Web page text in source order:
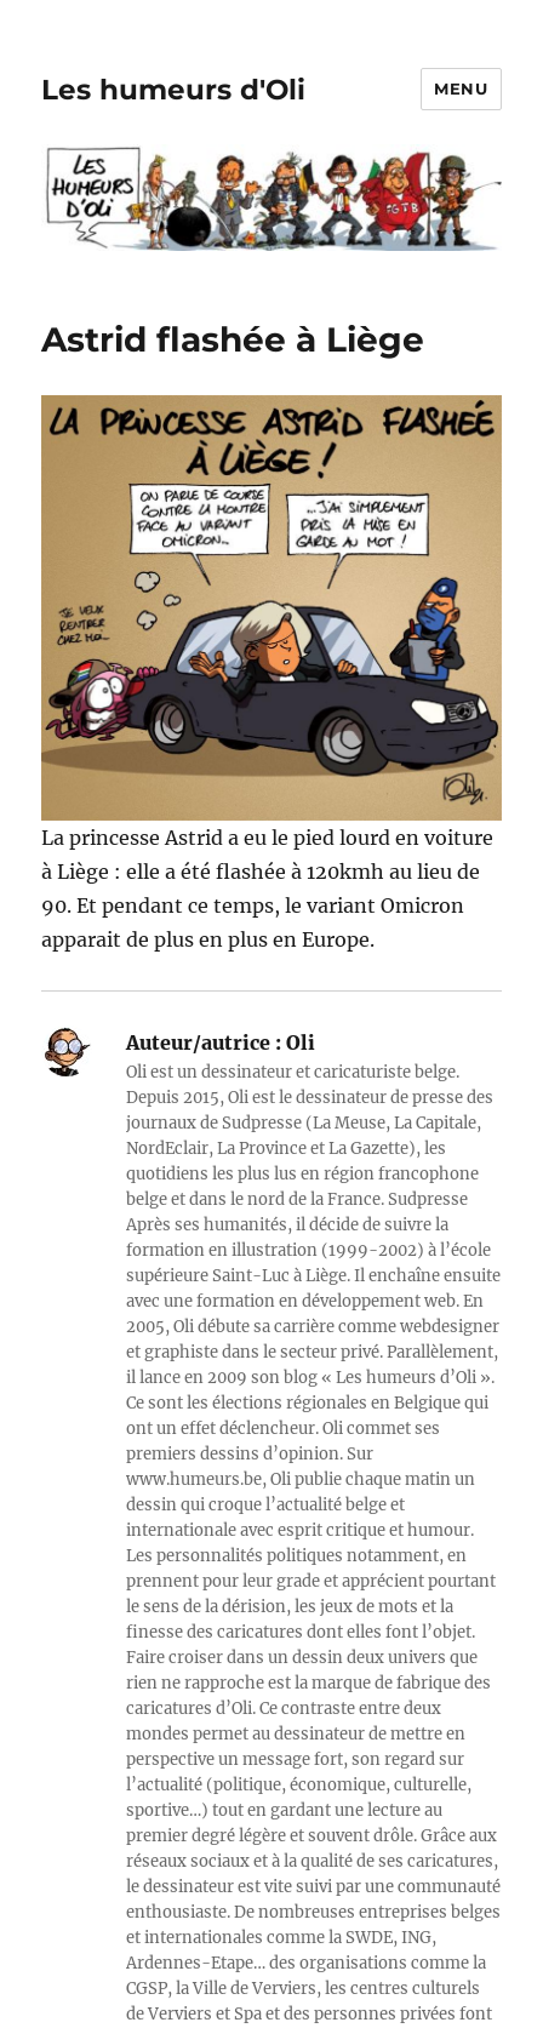
Les humeurs d'Oli MENU
Astrid flashée à Liège
La princesse Astrid a eu le pied lourd en voiture
à Liège : elle a été flashée à 120kmh au lieu de
90. Et pendant ce temps, le variant Omicron
apparait de plus en plus en Europe.
Auteur/autrice : Oli
Oli est un dessinateur et caricaturiste belge.
Depuis 2015, Oli est le dessinateur de presse des
journaux de Sudpresse (La Meuse, La Capitale,
NordEclair, La Province et La Gazette), les
quotidiens les plus lus en région francophone
belge et dans le nord de la France. Sudpresse
Après ses humanités, il décide de suivre la
formation en illustration (1999-2002) à l’école
supérieure Saint-Luc à Liège. Il enchaîne ensuite
avec une formation en développement web. En
2005, Oli débute sa carrière comme webdesigner
et graphiste dans le secteur privé. Parallèlement,
il lance en 2009 son blog « Les humeurs d’Oli ».
Ce sont les élections régionales en Belgique qui
ont un effet déclencheur. Oli commet ses
premiers dessins d’opinion. Sur
www.humeurs.be, Oli publie chaque matin un
dessin qui croque l’actualité belge et
internationale avec esprit critique et humour.
Les personnalités politiques notamment, en
prennent pour leur grade et apprécient pourtant
le sens de la dérision, les jeux de mots et la
finesse des caricatures dont elles font l’objet.
Faire croiser dans un dessin deux univers que
rien ne rapproche est la marque de fabrique des
caricatures d’Oli. Ce contraste entre deux
mondes permet au dessinateur de mettre en
perspective un message fort, son regard sur
l’actualité (politique, économique, culturelle,
sportive…) tout en gardant une lecture au
premier degré légère et souvent drôle. Grâce aux
réseaux sociaux et à la qualité de ses caricatures,
le dessinateur est vite suivi par une communauté
enthousiaste. De nombreuses entreprises belges
et internationales comme la SWDE, ING,
Ardennes-Etape… des organisations comme la
CGSP, la Ville de Verviers, les centres culturels
de Verviers et Spa et des personnes privées font